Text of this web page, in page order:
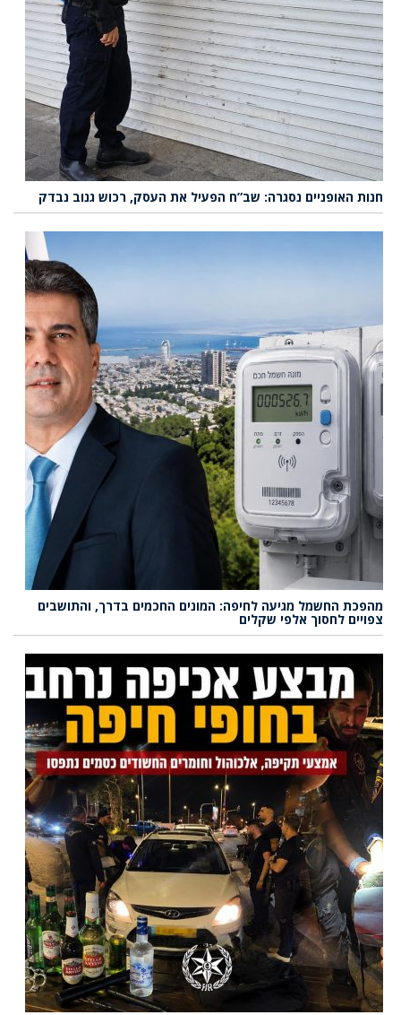
חנות האופניים נסגרה: שב”ח הפעיל את העסק, רכוש גנוב נבדק
מהפכת החשמל מגיעה לחיפה: המונים החכמים בדרך, והתושבים
צפויים לחסוך אלפי שקלים